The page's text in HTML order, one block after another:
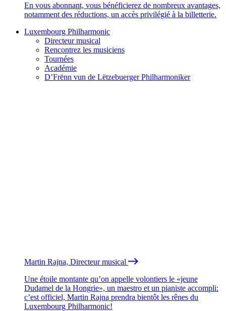
En vous abonnant, vous bénéficierez de nombreux avantages,
notamment des réductions, un accès privilégié à la billetterie.
Luxembourg Philharmonic
Directeur musical
Rencontrez les musiciens
Tournées
Académie
D’Frënn vun de Lëtzebuerger Philharmoniker
Martin Rajna, Directeur musical
Une étoile montante qu’on appelle volontiers le «jeune
Dudamel de la Hongrie», un maestro et un pianiste accompli:
c’est officiel, Martin Rajna prendra bientôt les rênes du
Luxembourg Philharmonic!